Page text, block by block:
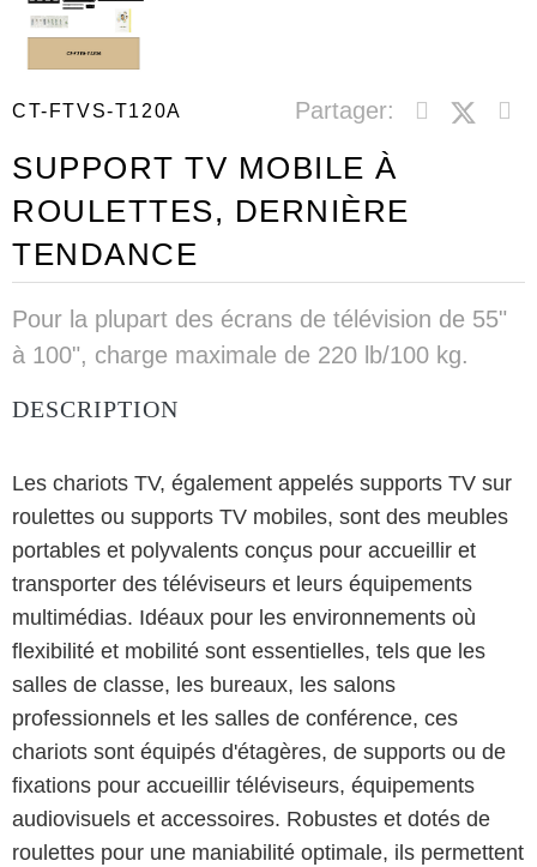
CT-FTVS-T120A Partager:
SUPPORT TV MOBILE À
ROULETTES, DERNIÈRE
TENDANCE
Pour la plupart des écrans de télévision de 55"
à 100", charge maximale de 220 lb/100 kg.
DESCRIPTION
Les chariots TV, également appelés supports TV sur
roulettes ou supports TV mobiles, sont des meubles
portables et polyvalents conçus pour accueillir et
transporter des téléviseurs et leurs équipements
multimédias. Idéaux pour les environnements où
flexibilité et mobilité sont essentielles, tels que les
salles de classe, les bureaux, les salons
professionnels et les salles de conférence, ces
chariots sont équipés d'étagères, de supports ou de
fixations pour accueillir téléviseurs, équipements
audiovisuels et accessoires. Robustes et dotés de
roulettes pour une maniabilité optimale, ils permettent